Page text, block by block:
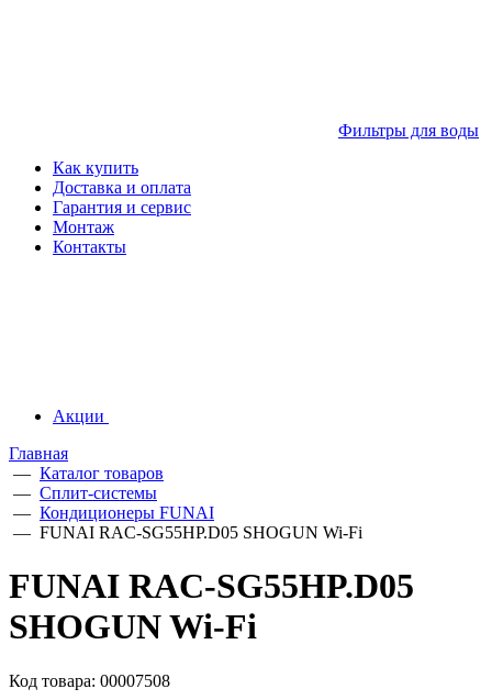
Фильтры для воды
Как купить
Доставка и оплата
Гарантия и сервис
Монтаж
Контакты
Акции
Главная
— Каталог товаров
— Сплит-системы
— Кондиционеры FUNAI
— FUNAI RAC-SG55HP.D05 SHOGUN Wi-Fi
FUNAI RAC-SG55HP.D05
SHOGUN Wi-Fi
Код товара: 00007508